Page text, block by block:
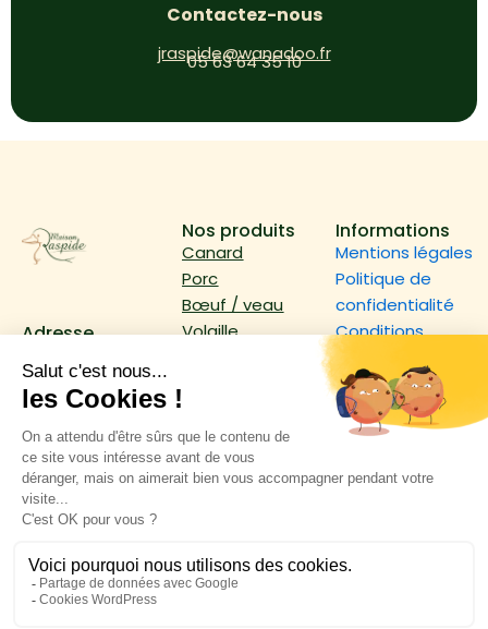
Contactez-nous
jraspide@wanadoo.fr
05 63 64 35 10
Adresse
Eiffel,
82600 Verdun-
sur-Garonne
Contact
05 63 64 35 10
jraspide@wanadoo.fr
Horaires
Du mardi au
vendredi :de 9h
Nos produits
Canard
Porc
Bœuf / veau
Volaille
Nos dernières
actualités
Informations
Mentions légales
Politique de
confidentialité
Conditions
d’utilisation